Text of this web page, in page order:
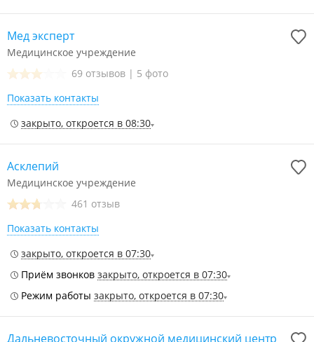
Мед эксперт
Медицинское учреждение
69 отзывов | 5 фото
Показать контакты
закрыто, откроется в 08:30
Асклепий
Медицинское учреждение
461 отзыв
Показать контакты
закрыто, откроется в 07:30
Приём звонков закрыто, откроется в 07:30
Режим работы закрыто, откроется в 07:30
Дальневосточный окружной медицинский центр